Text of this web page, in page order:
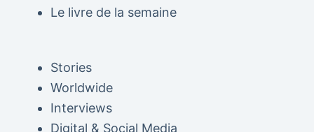
Le livre de la semaine
Stories
Worldwide
Interviews
Digital & Social Media